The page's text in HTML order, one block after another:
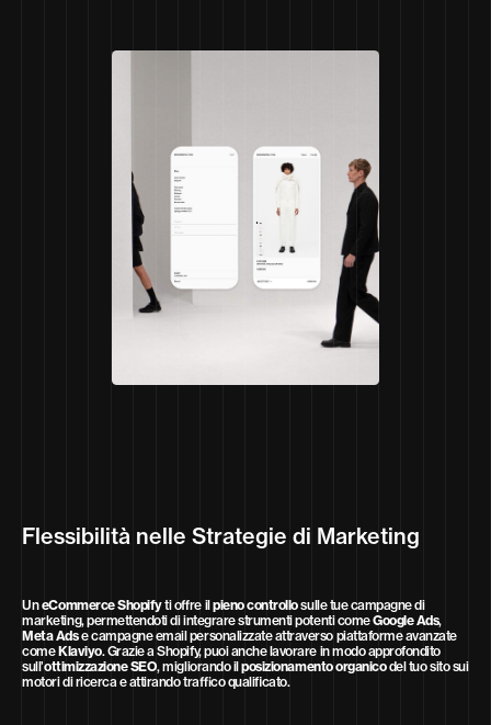
Flessibilità nelle Strategie di Marketing
UneCommerce Shopifyti offre ilpieno controllosulle tue campagne di
marketing, permettendoti di integrare strumenti potenti comeGoogle Ads,
Meta Adse campagne email personalizzate attraverso piattaforme avanzate
comeKlaviyo. Grazie a Shopify, puoi anche lavorare in modo approfondito
sull’ottimizzazione SEO, migliorando ilposizionamento organicodel tuo sito sui
motori di ricerca e attirando traffico qualificato.